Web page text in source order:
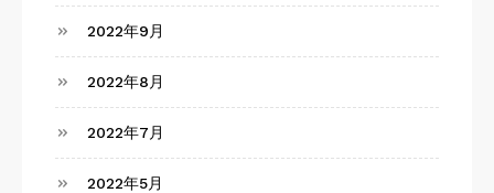
2022年9月
2022年8月
2022年7月
2022年5月